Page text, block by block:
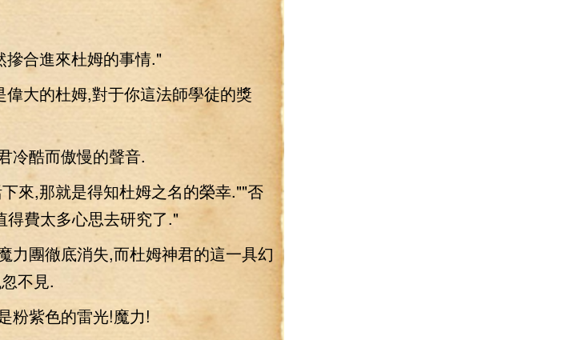
合進來杜姆的事情."
大的杜姆,對于你這法師學徒的獎
酷而傲慢的聲音.
,那就是得知杜姆之名的榮幸.""否
費太多心思去研究了."
團徹底消失,而杜姆神君的這一具幻
不見.
紫色的雷光!魔力!